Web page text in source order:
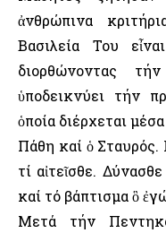
ἀνθρώπινα
Βασιλεία Του
διορθώνοντας
ὑποδεικνύει τήν
ὁποία διέρχεται
Πάθη καί ὁ Σταυρός.
τί αἰτεῖσθε.
καί τό βάπτισμα ὃ
Μετά τήν